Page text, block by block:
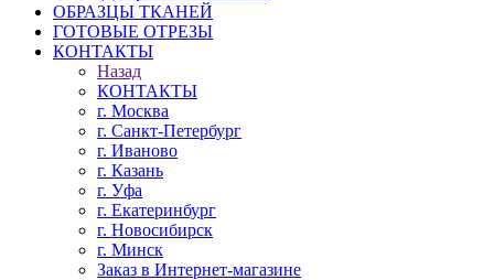
ОБРАЗЦЫ ТКАНЕЙ
ГОТОВЫЕ ОТРЕЗЫ
КОНТАКТЫ
Назад
КОНТАКТЫ
г. Москва
г. Санкт-Петербург
г. Иваново
г. Казань
г. Уфа
г. Екатеринбург
г. Новосибирск
г. Минск
Заказ в Интернет-магазине